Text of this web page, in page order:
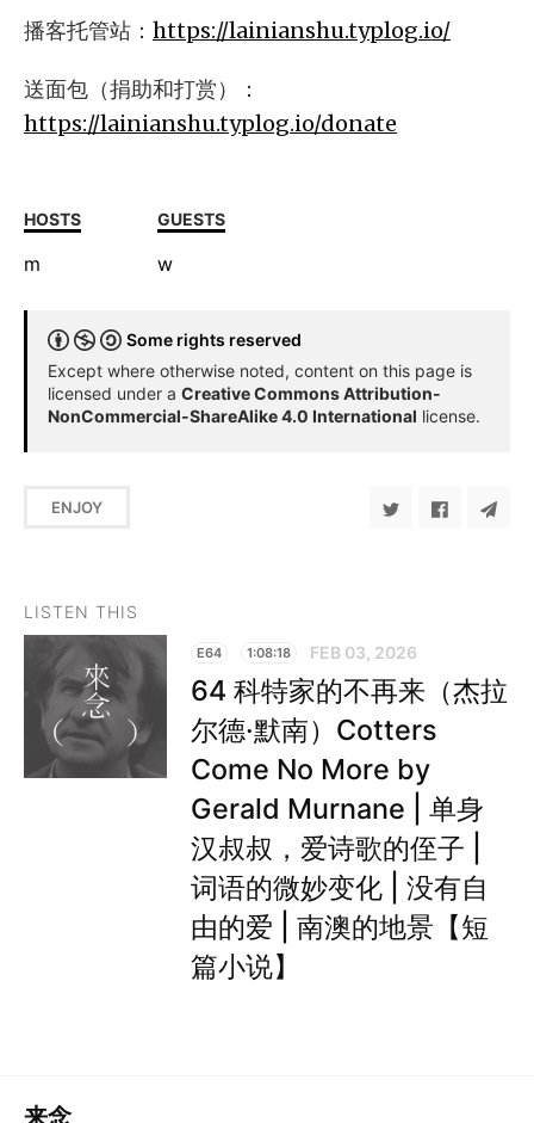
播客托管站： https://lainianshu.typlog.io/
送面包（捐助和打赏）：
https://lainianshu.typlog.io/donate
HOSTS
m
GUESTS
w
Some rights reserved
Except where otherwise noted, content on this page is
licensed under a Creative Commons Attribution-
NonCommercial-ShareAlike 4.0 International license.
ENJOY
LISTEN THIS
E64 1:08:18 FEB 03, 2026
64 科特家的不再来（杰拉
尔德·默南）Cotters
Come No More by
Gerald Murnane | 单身
汉叔叔，爱诗歌的侄子 |
词语的微妙变化 | 没有自
由的爱 | 南澳的地景【短
篇小说】
来念